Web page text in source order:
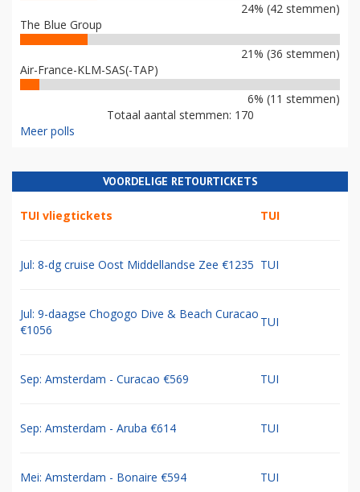
24% (42 stemmen)
The Blue Group
21% (36 stemmen)
Air-France-KLM-SAS(-TAP)
6% (11 stemmen)
Totaal aantal stemmen: 170
Meer polls
VOORDELIGE RETOURTICKETS
TUI vliegtickets TUI
Jul: 8-dg cruise Oost Middellandse Zee €1235 TUI
Jul: 9-daagse Chogogo Dive & Beach Curacao
€1056
TUI
Sep: Amsterdam - Curacao €569 TUI
Sep: Amsterdam - Aruba €614 TUI
Mei: Amsterdam - Bonaire €594 TUI